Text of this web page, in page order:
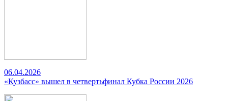
06.04.2026
«Кузбасс» вышел в четвертьфинал Кубка России 2026